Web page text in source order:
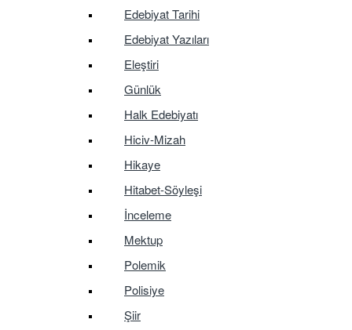
Edebiyat Tarihi
Edebiyat Yazıları
Eleştiri
Günlük
Halk Edebiyatı
Hiciv-Mizah
Hikaye
Hitabet-Söyleşi
İnceleme
Mektup
Polemik
Polisiye
Şiir